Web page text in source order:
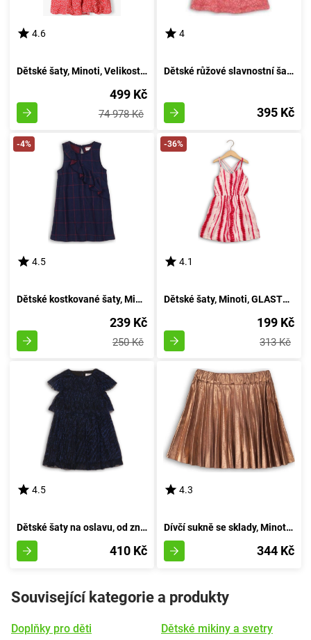
4.6
Dětské šaty, Minoti, Velikost 34, Dívčí - 158/164 | Věk 13/14 let
499 Kč
74 978 Kč
4
Dětské růžové slavnostní šaty, Minoti, KOUZELNÉ 1, velikost 98/104 | pro věk 3 až 4 let
395 Kč
-4%
4.5
Dětské kostkované šaty, Minoti, PREP 8, azurová - velikost 98/104 | pro věk 3 až 4 roky
239 Kč
250 Kč
-36%
4.1
Dětské šaty, Minoti, GLASTO 4, dívčí - velikost 98/104 | pro věk 3 až 4 let
199 Kč
313 Kč
4.5
Dětské šaty na oslavu, od značky Minoti, FORTUNE 3, v hluboké modři - velikost 92/98 | pro věk 2-3 let
410 Kč
4.3
Dívčí sukně se sklady, Minoti, ZAČAROVANÁ 10, holčička - 98/104 | 3/4let
344 Kč
Související kategorie a produkty
Doplňky pro děti Dětské mikiny a svetry